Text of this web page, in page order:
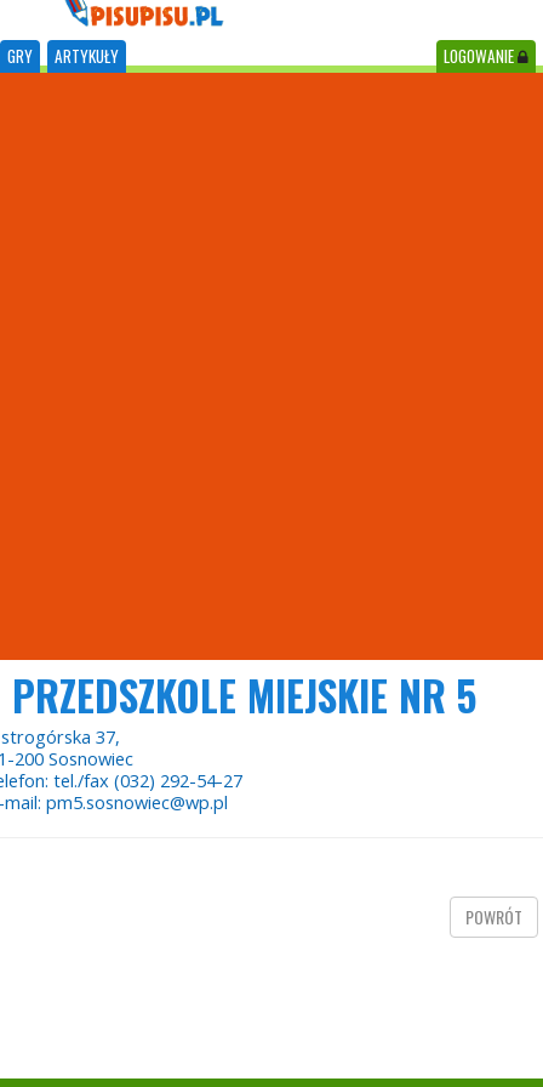
GRY ARTYKUŁY LOGOWANIE
PRZEDSZKOLE MIEJSKIE NR 5
37,
200 Sosnowiec
tel./fax (032) 292-54-27
pm5.sosnowiec@wp.pl
POWRÓT